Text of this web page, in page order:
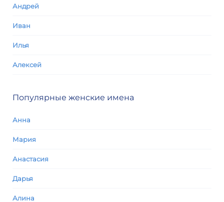
Андрей
Иван
Илья
Алексей
Популярные женские имена
Анна
Мария
Анастасия
Дарья
Алина